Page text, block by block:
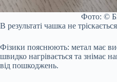
Фото: ©
В результаті чашка не тріскається
Фізики пояснюють: метал має
швидко нагрівається та знімає
від пошкоджень.